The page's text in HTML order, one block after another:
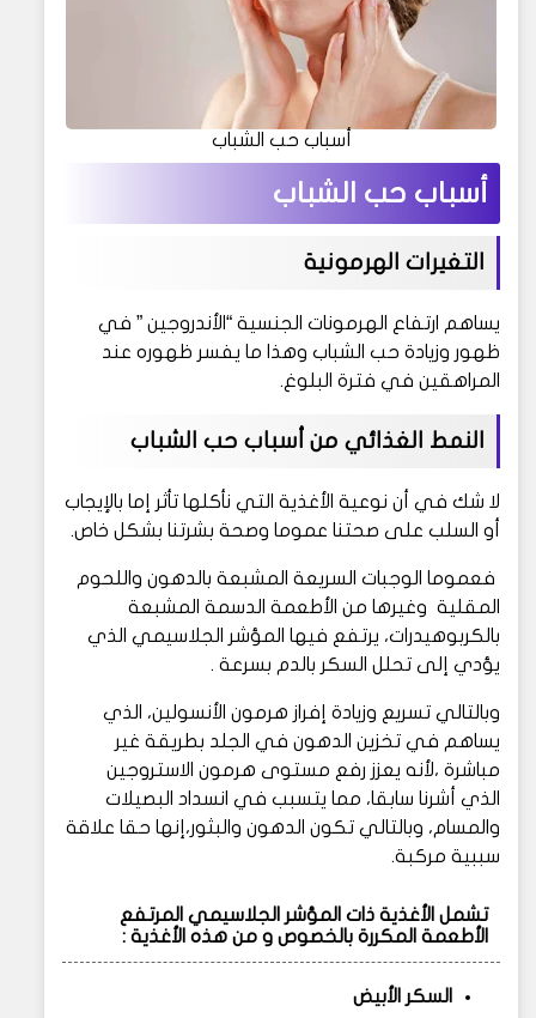
أسباب حب الشباب
أسباب حب الشباب
التغيرات الهرمونية
يساهم ارتفاع الهرمونات الجنسية “الأندروجين ” في
ظهور وزيادة حب الشباب وهذا ما يفسر ظهوره عند
المراهقين في فترة البلوغ.
النمط الغذائي من أسباب حب الشباب
لا شك في أن نوعية الأغذية التي نأكلها تأثر إما بالإيجاب
أو السلب على صحتنا عموما وصحة بشرتنا بشكل خاص.
فعموما الوجبات السريعة المشبعة بالدهون واللحوم
المقلية وغيرها من الأطعمة الدسمة المشبعة
بالكربوهيدرات، يرتفع فيها المؤشر الجلاسيمي الذي
يؤدي إلى تحلل السكر بالدم بسرعة .
وبالتالي تسريع وزيادة إفراز هرمون الأنسولين، الذي
يساهم في تخزين الدهون في الجلد بطريقة غير
مباشرة ،لأنه يعزز رفع مستوى هرمون الاستروجين
الذي أشرنا سابقا، مما يتسبب في انسداد البصيلات
والمسام، وبالتالي تكون الدهون والبثور،إنها حقا علاقة
سببية مركبة.
تشمل الأغذية ذات المؤشر الجلاسيمي المرتفع
الأطعمة المكررة بالخصوص و من هذه الأغذية :
السكر الأبيض